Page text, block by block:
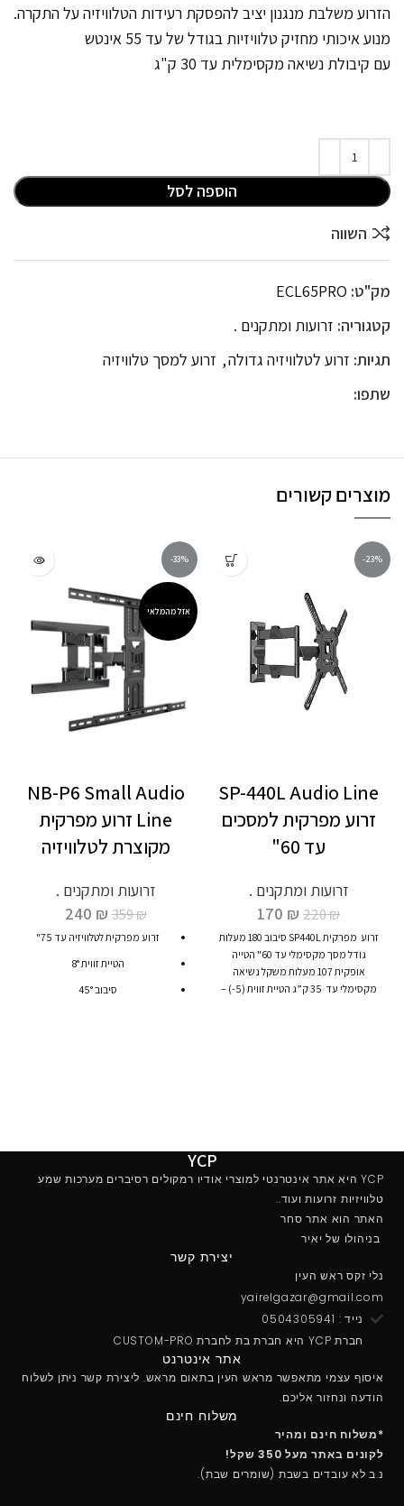
הזרוע משלבת מנגנון יציב להפסקת רעידות הטלוויזיה על התקרה.
מנוע איכותי מחזיק טלוויזיות בגודל של עד 55 אינטש
עם קיבולת נשיאה מקסימלית עד 30 ק"ג
הוספה לסל
השווה
מק"ט: ECL65PRO
קטגוריה: זרועות ומתקנים .
תגיות: זרוע לטלוויזיה גדולה, זרוע למסך טלוויזיה
שתפו:
מוצרים קשורים
-23%
SP-440L Audio Line
זרוע מפרקית למסכים
עד 60"
זרועות ומתקנים .
220₪
170 ₪
זרוע מפרקית SP440L סיבוב 180 מעלות
גודל מסך מקסימלי עד 60" הטייה
אופקית 107 מעלות משקל נשיאה
מקסימלי עד 35 ק”ג הטיית זווית (5-) –
-33%
אזל מהמלאי
NB-P6 Small Audio
Line זרוע מפרקית
מקוצרת לטלוויזיה
זרועות ומתקנים .
359₪
240 ₪
זרוע מפרקית לטלוויזיה עד 75"
הטיית זווית 8°
סיבוב 45°
YCP
YCP היא אתר אינטרנטי למוצרי אודיו רמקולים רסיברים מערכות שמע
טלוויזיות זרועות ועוד..
האתר הוא אתר סחר
בניהולו של יאיר
יצירת קשר
נלי זקס ראש העין
yairelgazar@gmail.com
נייד : 0504305941
חברת YCP היא חברת בת לחברת CUSTOM-PRO
אתר אינטרנט
איסוף עצמי מתאפשר מראש העין בתאום מראש. ליצירת קשר ניתן לשלוח
הודעה ונחזור אליכם.
משלוח חינם
*משלוח חינם ומהיר
לקונים באתר מעל 350 שקל!
נ.ב לא עובדים בשבת (שומרים שבת).